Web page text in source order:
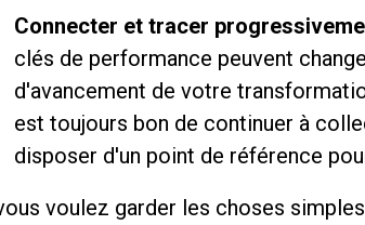
Connecter et tracer
clés de performance peuvent
d'avancement de votre
est toujours bon de continuer à
disposer d'un point de référence
voulez garder les choses